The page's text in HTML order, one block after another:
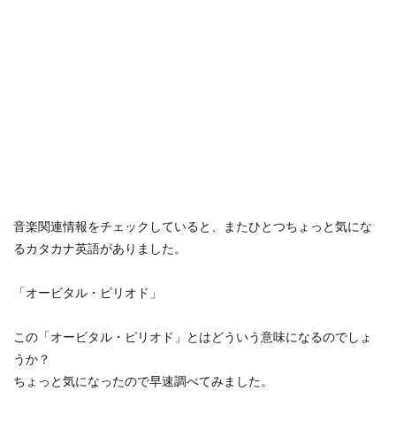
音楽関連情報をチェックしていると、またひとつちょっと気にな
るカタカナ英語がありました。
「オービタル・ピリオド」
この「オービタル・ピリオド」とはどういう意味になるのでしょ
うか？
ちょっと気になったので早速調べてみました。